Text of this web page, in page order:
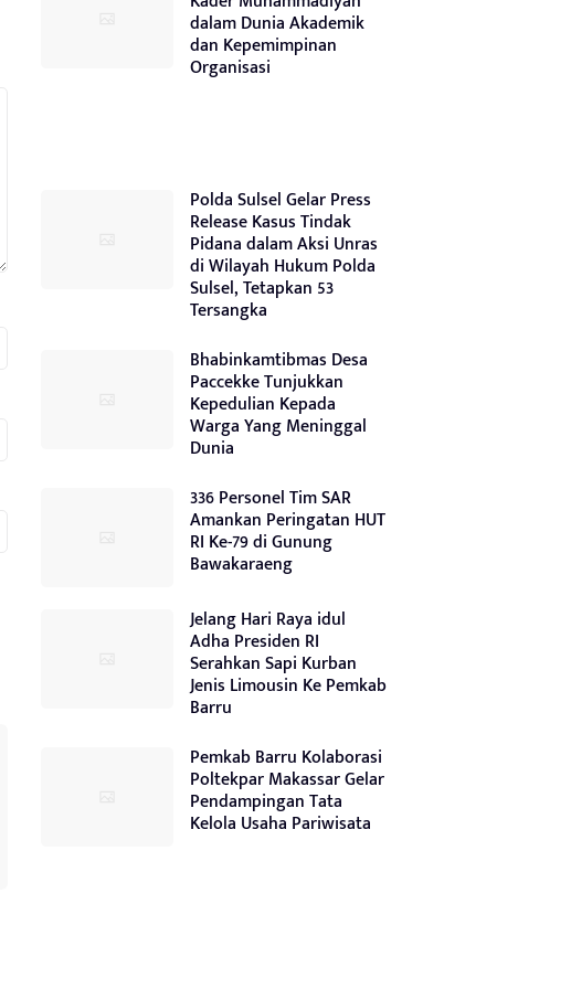
dalam Dunia Akademik
dan Kepemimpinan
Organisasi
Polda Sulsel Gelar Press
Release Kasus Tindak
Pidana dalam Aksi Unras
di Wilayah Hukum Polda
Sulsel, Tetapkan 53
Tersangka
Bhabinkamtibmas Desa
Paccekke Tunjukkan
Kepedulian Kepada
Warga Yang Meninggal
Dunia
336 Personel Tim SAR
Amankan Peringatan HUT
RI Ke-79 di Gunung
Bawakaraeng
Jelang Hari Raya idul
Adha Presiden RI
Serahkan Sapi Kurban
Jenis Limousin Ke Pemkab
Barru
Pemkab Barru Kolaborasi
Poltekpar Makassar Gelar
Pendampingan Tata
Kelola Usaha Pariwisata